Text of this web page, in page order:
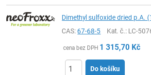
Dimethyl sulfoxide dried p.A.
CAS:67-68-5 Kat. č.: LC-
cena bez DPH 1 315,70 Kč
Do košíku